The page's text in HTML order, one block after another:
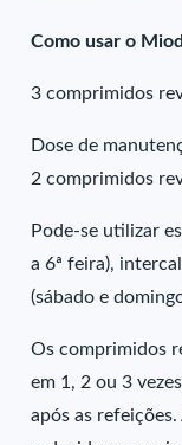
Como usar o
3 comprimidos
Dose de
2 comprimidos
Pode-se utilizar
a 6ª feira),
(sábado e
Os comprimidos
em 1, 2 ou 3
após as